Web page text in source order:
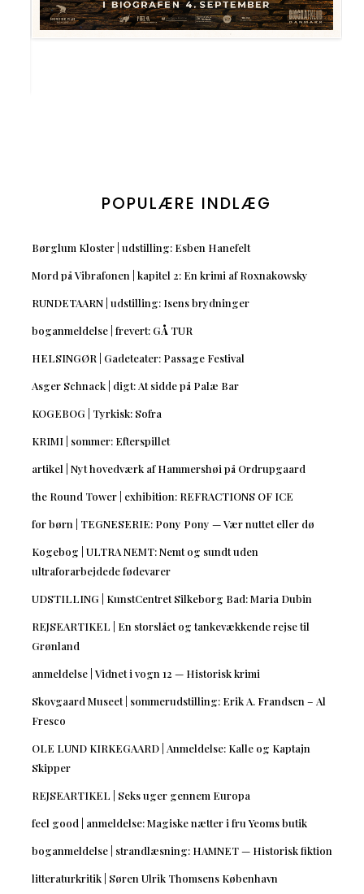
POPULÆRE INDLÆG
Børglum Kloster | udstilling: Esben Hanefelt
Mord på Vibrafonen | kapitel 2: En krimi af Roxnakowsky
RUNDETAARN | udstilling: Isens brydninger
boganmeldelse | frevert: GÅ TUR
HELSINGØR | Gadeteater: Passage Festival
Asger Schnack | digt: At sidde på Palæ Bar
KOGEBOG | Tyrkisk: Sofra
KRIMI | sommer: Efterspillet
artikel | Nyt hovedværk af Hammershøi på Ordrupgaard
the Round Tower | exhibition: REFRACTIONS OF ICE
for børn | TEGNESERIE: Pony Pony — Vær nuttet eller dø
Kogebog | ULTRA NEMT: Nemt og sundt uden
ultraforarbejdede fødevarer
UDSTILLING | KunstCentret Silkeborg Bad: Maria Dubin
REJSEARTIKEL | En storslået og tankevækkende rejse til
Grønland
anmeldelse | Vidnet i vogn 12 — Historisk krimi
Skovgaard Museet | sommerudstilling: Erik A. Frandsen – Al
Fresco
OLE LUND KIRKEGAARD | Anmeldelse: Kalle og Kaptajn
Skipper
REJSEARTIKEL | Seks uger gennem Europa
feel good | anmeldelse: Magiske nætter i fru Yeoms butik
boganmeldelse | strandlæsning: HAMNET — Historisk fiktion
litteraturkritik | Søren Ulrik Thomsens København